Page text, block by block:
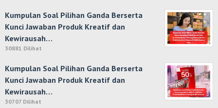
Kumpulan Soal Pilihan Ganda Berserta
Kunci Jawaban Produk Kreatif dan
Kewirausah…
30881 Dilihat
Kumpulan Soal Pilihan Ganda Berserta
Kunci Jawaban Produk Kreatif dan
Kewirausah…
30707 Dilihat